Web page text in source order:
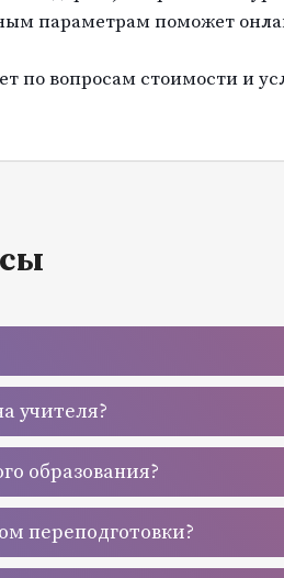
параметрам поможет
по вопросам стоимости и
учителя?
образования?
переподготовки?